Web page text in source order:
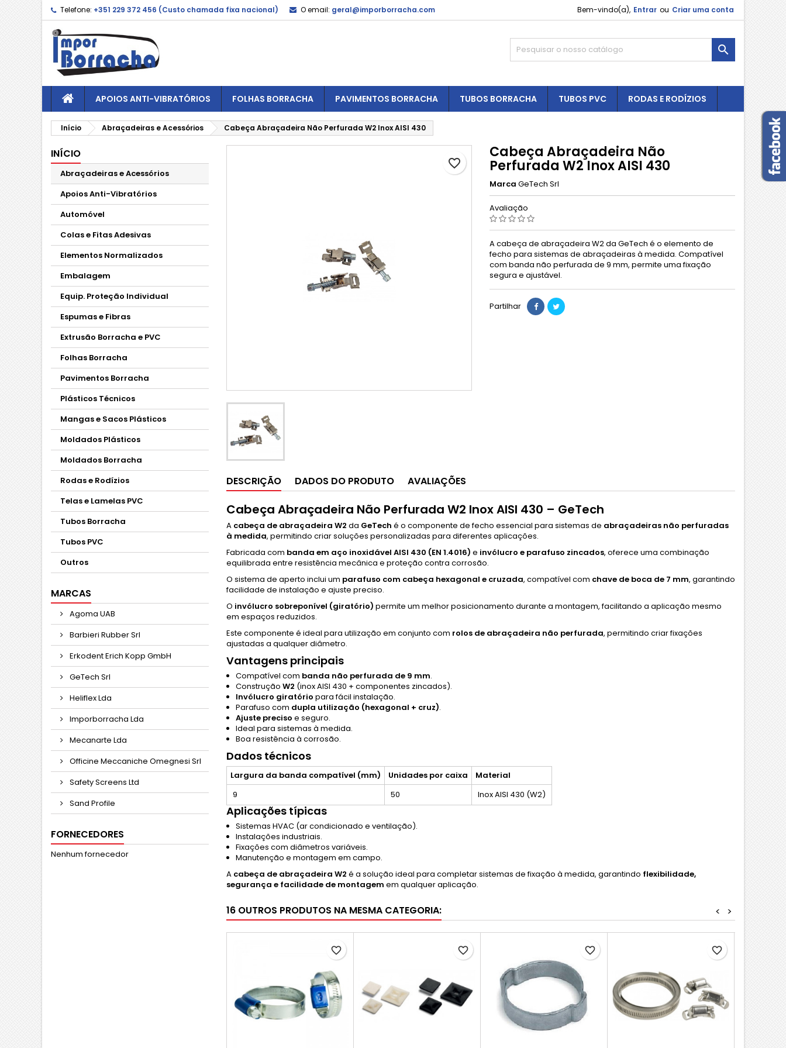
Telefone: +351 229 372 456 (Custo chamada fixa nacional) O email: geral@imporborracha.com Bem-vindo(a), Entrar ou Criar uma conta

APOIOS ANTI-VIBRATÓRIOS FOLHAS BORRACHA PAVIMENTOS BORRACHA TUBOS BORRACHA TUBOS PVC RODAS E RODÍZIOS
Início Abraçadeiras e Acessórios Cabeça Abraçadeira Não Perfurada W2 Inox AISI 430
INÍCIO
Abraçadeiras e Acessórios
Apoios Anti-Vibratórios
Automóvel
Colas e Fitas Adesivas
Elementos Normalizados
Embalagem
Equip. Proteção Individual
Espumas e Fibras
Extrusão Borracha e PVC
Folhas Borracha
Pavimentos Borracha
Plásticos Técnicos
Mangas e Sacos Plásticos
Moldados Plásticos
Moldados Borracha
Rodas e Rodízios
Telas e Lamelas PVC
Tubos Borracha
Tubos PVC
Outros
MARCAS
Agoma UAB
Barbieri Rubber Srl
Erkodent Erich Kopp GmbH
GeTech Srl
Heliflex Lda
Imporborracha Lda
Mecanarte Lda
Officine Meccaniche Omegnesi Srl
Safety Screens Ltd
Sand Profile
FORNECEDORES
Nenhum fornecedor
favorite_border
Cabeça Abraçadeira Não
Perfurada W2 Inox AISI 430
Marca GeTech Srl
Avaliação
A cabeça de abraçadeira W2 da GeTech é o elemento de
fecho para sistemas de abraçadeiras à medida. Compatível
com banda não perfurada de 9 mm, permite uma fixação
segura e ajustável.
Partilhar
DESCRIÇÃO DADOS DO PRODUTO AVALIAÇÕES
Cabeça Abraçadeira Não Perfurada W2 Inox AISI 430 – GeTech
A cabeça de abraçadeira W2 da GeTech é o componente de fecho essencial para sistemas de abraçadeiras não perfuradas
à medida, permitindo criar soluções personalizadas para diferentes aplicações.
Fabricada com banda em aço inoxidável AISI 430 (EN 1.4016) e invólucro e parafuso zincados, oferece uma combinação
equilibrada entre resistência mecânica e proteção contra corrosão.
O sistema de aperto inclui um parafuso com cabeça hexagonal e cruzada, compatível com chave de boca de 7 mm, garantindo
facilidade de instalação e ajuste preciso.
O invólucro sobreponível (giratório) permite um melhor posicionamento durante a montagem, facilitando a aplicação mesmo
em espaços reduzidos.
Este componente é ideal para utilização em conjunto com rolos de abraçadeira não perfurada, permitindo criar fixações
ajustadas a qualquer diâmetro.
Vantagens principais
Compatível com banda não perfurada de 9 mm.
Construção W2 (inox AISI 430 + componentes zincados).
Invólucro giratório para fácil instalação.
Parafuso com dupla utilização (hexagonal + cruz).
Ajuste preciso e seguro.
Ideal para sistemas à medida.
Boa resistência à corrosão.
Dados técnicos
Largura da banda compatível (mm) Unidades por caixa
Material
9
50 Inox AISI 430 (W2)
Aplicações típicas
Sistemas HVAC (ar condicionado e ventilação).
Instalações industriais.
Fixações com diâmetros variáveis.
Manutenção e montagem em campo.
A cabeça de abraçadeira W2 é a solução ideal para completar sistemas de fixação à medida, garantindo flexibilidade,
segurança e facilidade de montagem em qualquer aplicação.
16 OUTROS PRODUTOS NA MESMA CATEGORIA: >
<
favorite_border favorite_border favorite_border favorite_border